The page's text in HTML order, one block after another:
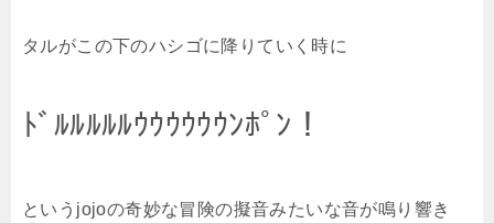
タルがこの下のハシゴに降りていく時に
ﾄﾞﾙﾙﾙﾙﾙｳｳｳｳｳｳﾝﾎﾟﾝ！
というjojoの奇妙な冒険の擬音みたいな音が鳴り響き